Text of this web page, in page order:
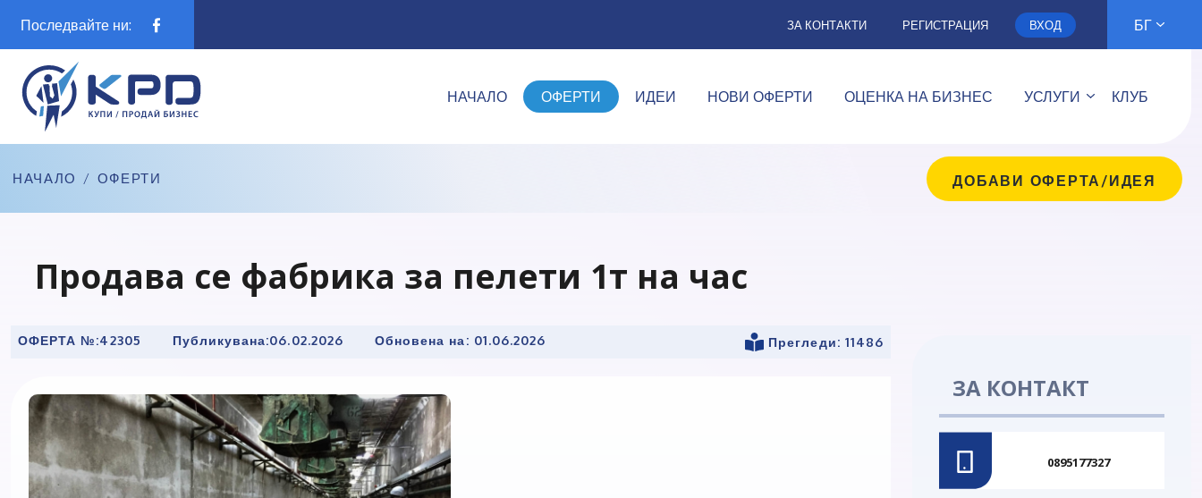
Последвайте ни: ЗА КОНТАКТИ РЕГИСТРАЦИЯ ВХОД БГ
НАЧАЛО ОФЕРТИ ИДЕИ НОВИ ОФЕРТИ ОЦЕНКА НА БИЗНЕС УСЛУГИ КЛУБ
НАЧАЛО / ОФЕРТИ ДОБАВИ ОФЕРТА/ИДЕЯ
Продава се фабрика за пелети 1т на час
ОФЕРТА №:42305 Публикувана:06.02.2026 Обновена на: 01.06.2026 Прегледи: 11486
ЗА КОНТАКТ
0895177327